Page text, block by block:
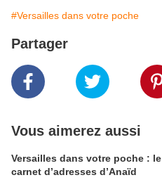
#Versailles dans votre poche
Partager
Vous aimerez aussi
Versailles dans votre poche : le
carnet d’adresses d’Anaïd